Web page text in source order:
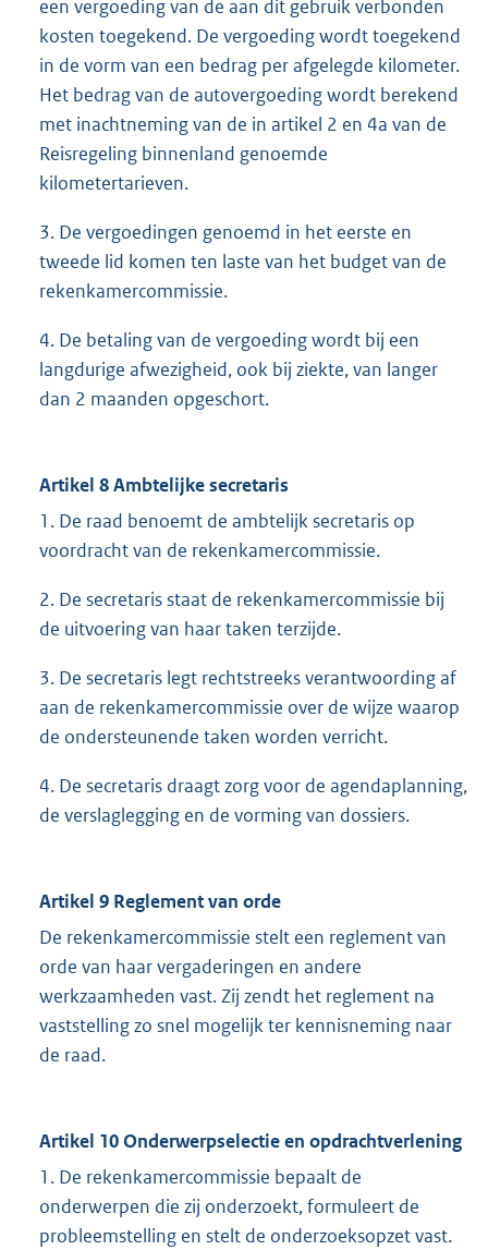
een vergoeding van de aan dit gebruik verbonden
kosten toegekend. De vergoeding wordt toegekend
in de vorm van een bedrag per afgelegde kilometer.
Het bedrag van de autovergoeding wordt berekend
met inachtneming van de in artikel 2 en 4a van de
Reisregeling binnenland genoemde
kilometertarieven.
3. De vergoedingen genoemd in het eerste en
tweede lid komen ten laste van het budget van de
rekenkamercommissie.
4. De betaling van de vergoeding wordt bij een
langdurige afwezigheid, ook bij ziekte, van langer
dan 2 maanden opgeschort.
Artikel 8 Ambtelijke secretaris
1. De raad benoemt de ambtelijk secretaris op
voordracht van de rekenkamercommissie.
2. De secretaris staat de rekenkamercommissie bij
de uitvoering van haar taken terzijde.
3. De secretaris legt rechtstreeks verantwoording af
aan de rekenkamercommissie over de wijze waarop
de ondersteunende taken worden verricht.
4. De secretaris draagt zorg voor de agendaplanning,
de verslaglegging en de vorming van dossiers.
Artikel 9 Reglement van orde
De rekenkamercommissie stelt een reglement van
orde van haar vergaderingen en andere
werkzaamheden vast. Zij zendt het reglement na
vaststelling zo snel mogelijk ter kennisneming naar
de raad.
Artikel 10 Onderwerpselectie en opdrachtverlening
1. De rekenkamercommissie bepaalt de
onderwerpen die zij onderzoekt, formuleert de
probleemstelling en stelt de onderzoeksopzet vast.